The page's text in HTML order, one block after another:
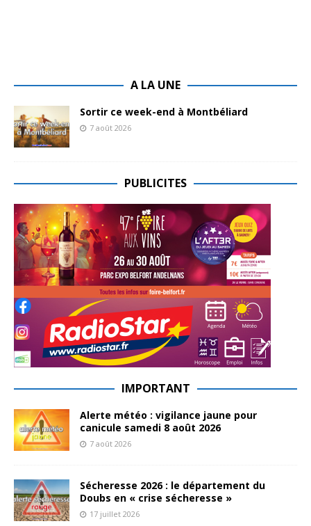
A LA UNE
Sortir ce week-end à Montbéliard
7 août 2026
PUBLICITES
IMPORTANT
Alerte météo : vigilance jaune pour
canicule samedi 8 août 2026
7 août 2026
Sécheresse 2026 : le département du
Doubs en « crise sécheresse »
17 juillet 2026